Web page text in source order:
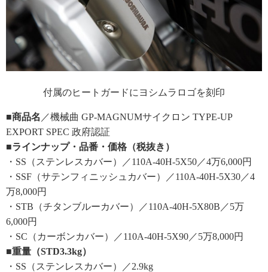
付属のヒートガードにヨシムラロゴを刻印
■商品名 ／機械曲 GP-MAGNUMサイクロン TYPE-UP
EXPORT SPEC 政府認証
■ラインナップ・品番・価格（税抜き）
・SS（ステンレスカバー）／110A-40H-5X50／4万6,000円
・SSF（サテンフィニッシュカバー）／110A-40H-5X30／4
万8,000円
・STB（チタンブルーカバー）／110A-40H-5X80B／5万
6,000円
・SC（カーボンカバー）／110A-40H-5X90／5万8,000円
■重量（STD3.3kg）
・SS（ステンレスカバー）／2.9kg